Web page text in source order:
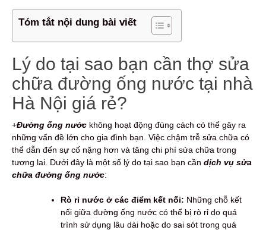
Tóm tắt nội dung bài viết
Lý do tại sao bạn cần thợ sửa
chữa đường ống nước tại nhà
Hà Nội giá rẻ?
+Đường ống nước không hoạt động đúng cách có thể gây ra
những vấn đề lớn cho gia đình bạn. Việc chậm trễ sửa chữa có
thể dẫn đến sự cố nặng hơn và tăng chi phí sửa chữa trong
tương lai. Dưới đây là một số lý do tại sao bạn cần dịch vụ sửa
chữa đường ống nước:
Rò rỉ nước ở các điểm kết nối: Những chỗ kết
nối giữa đường ống nước có thể bị rò rỉ do quá
trình sử dụng lâu dài hoặc do sai sót trong quá